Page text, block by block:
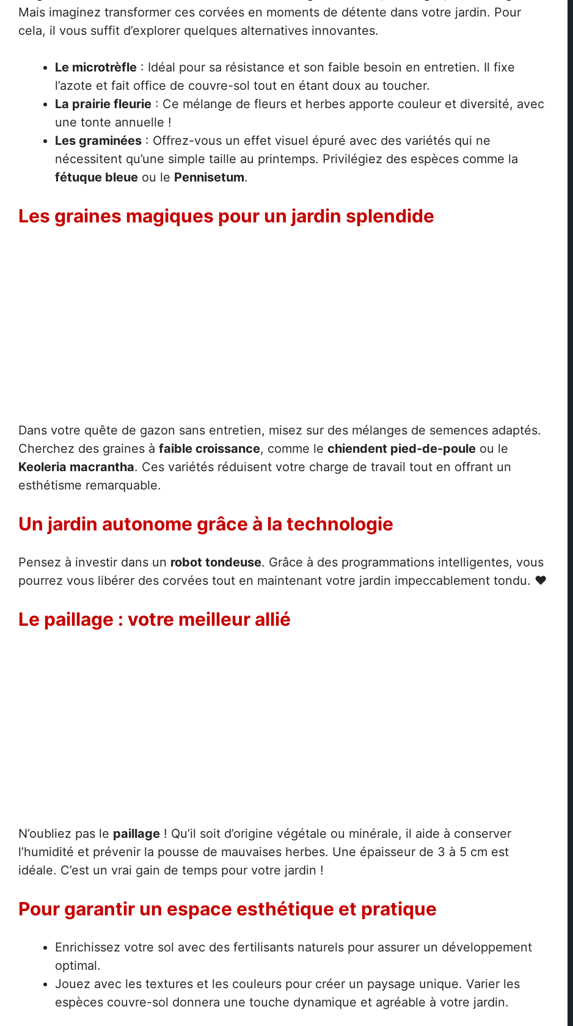
Mais imaginez transformer ces corvées en moments de détente dans votre jardin. Pour
cela, il vous suffit d’explorer quelques alternatives innovantes.
Le microtrèfle : Idéal pour sa résistance et son faible besoin en entretien. Il fixe
l’azote et fait office de couvre-sol tout en étant doux au toucher.
La prairie fleurie : Ce mélange de fleurs et herbes apporte couleur et diversité, avec
une tonte annuelle !
Les graminées : Offrez-vous un effet visuel épuré avec des variétés qui ne
nécessitent qu’une simple taille au printemps. Privilégiez des espèces comme la
fétuque bleue ou le Pennisetum.
Les graines magiques pour un jardin splendide
Dans votre quête de gazon sans entretien, misez sur des mélanges de semences adaptés.
Cherchez des graines à faible croissance, comme le chiendent pied-de-poule ou le
Keoleria macrantha. Ces variétés réduisent votre charge de travail tout en offrant un
esthétisme remarquable.
Un jardin autonome grâce à la technologie
Pensez à investir dans un robot tondeuse. Grâce à des programmations intelligentes, vous
pourrez vous libérer des corvées tout en maintenant votre jardin impeccablement tondu. ❤
Le paillage : votre meilleur allié
N’oubliez pas le paillage ! Qu’il soit d’origine végétale ou minérale, il aide à conserver
l’humidité et prévenir la pousse de mauvaises herbes. Une épaisseur de 3 à 5 cm est
idéale. C’est un vrai gain de temps pour votre jardin !
Pour garantir un espace esthétique et pratique
Enrichissez votre sol avec des fertilisants naturels pour assurer un développement
optimal.
Jouez avec les textures et les couleurs pour créer un paysage unique. Varier les
espèces couvre-sol donnera une touche dynamique et agréable à votre jardin.